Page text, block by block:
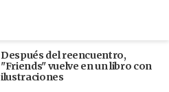
Después del reencuentro,
"Friends" vuelve en un libro con
ilustraciones